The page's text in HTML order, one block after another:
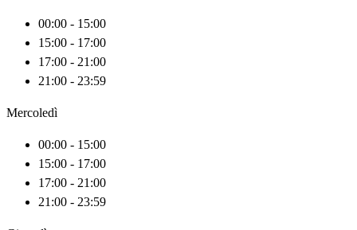
00:00 - 15:00
15:00 - 17:00
17:00 - 21:00
21:00 - 23:59
Mercoledì
00:00 - 15:00
15:00 - 17:00
17:00 - 21:00
21:00 - 23:59